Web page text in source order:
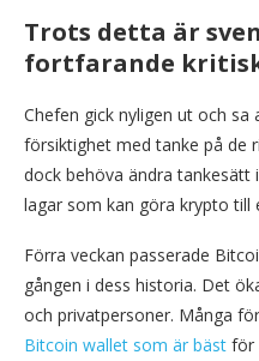
Trots detta är
fortfarande
Chefen gick nyligen ut och
försiktighet med tanke på de
dock behöva ändra tankesätt
lagar som kan göra krypto till
Förra veckan passerade
gången i dess historia. Det
och privatpersoner. Många
Bitcoin wallet som är bäst för